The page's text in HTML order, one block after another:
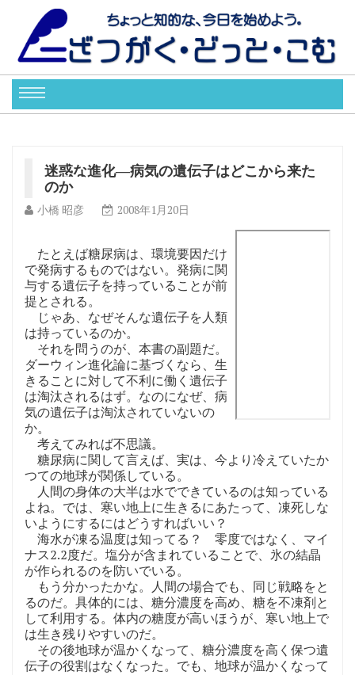
迷惑な進化―病気の遺伝子はどこから来た
のか
小橋 昭彦 2008年1月20日
たとえば糖尿病は、環境要因だけ
で発病するものではない。発病に関
与する遺伝子を持っていることが前
提とされる。
じゃあ、なぜそんな遺伝子を人類
は持っているのか。
それを問うのが、本書の副題だ。
ダーウィン進化論に基づくなら、生
きることに対して不利に働く遺伝子
は淘汰されるはず。なのになぜ、病
気の遺伝子は淘汰されていないの
か。
考えてみれば不思議。
糖尿病に関して言えば、実は、今より冷えていたか
つての地球が関係している。
人間の身体の大半は水でできているのは知っている
よね。では、寒い地上に生きるにあたって、凍死しな
いようにするにはどうすればいい？
海水が凍る温度は知ってる？ 零度ではなく、マイ
ナス2.2度だ。塩分が含まれていることで、氷の結晶
が作られるのを防いでいる。
もう分かったかな。人間の場合でも、同じ戦略をと
るのだ。具体的には、糖分濃度を高め、糖を不凍剤と
して利用する。体内の糖度が高いほうが、寒い地上で
は生き残りやすいのだ。
その後地球が温かくなって、糖分濃度を高く保つ遺
伝子の役割はなくなった。でも、地球が温かくなって